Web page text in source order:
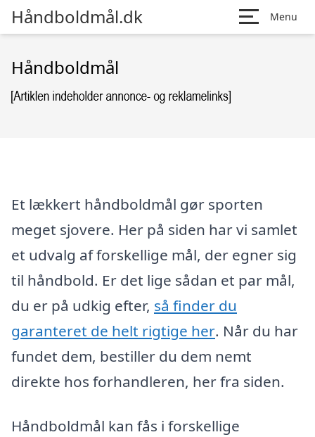
Håndboldmål.dk Menu
Håndboldmål
Et lækkert håndboldmål gør sporten
meget sjovere. Her på siden har vi samlet
et udvalg af forskellige mål, der egner sig
til håndbold. Er det lige sådan et par mål,
du er på udkig efter, så finder du
garanteret de helt rigtige her. Når du har
fundet dem, bestiller du dem nemt
direkte hos forhandleren, her fra siden.
Håndboldmål kan fås i forskellige